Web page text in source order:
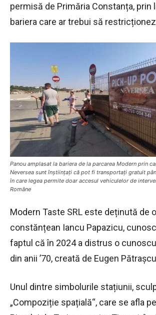
permisă de Primăria Constanța, prin
bariera care ar trebui să
Panou amplasat la bariera de la parcarea Modern prin
Neversea sunt înștiințați că pot fi transportați gratuit
în care legea permite doar accesul vehiculelor de
Române
Modern Taste SRL este deținută de
constănțean Iancu Papazicu,
faptul că în 2024 a distrus o
din anii ’70, creată de Eugen
Unul dintre simbolurile stațiunii,
„Compoziție spațială“, care se afla